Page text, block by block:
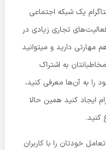
یک شبکه اجتماعی
تجاری زیادی در
دارید و میتوانید
به اشتراک
را به آن‌ها معرفی کنید،
ایجاد کنید همین حالا
خودتان را با کاربران